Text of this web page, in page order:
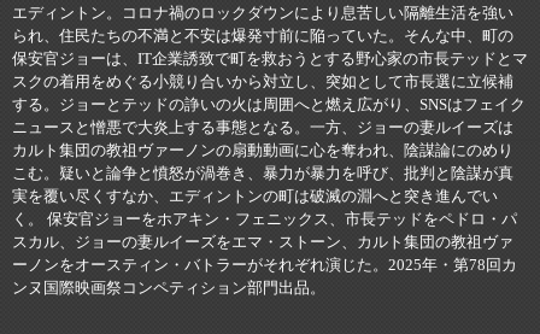
エディントン。コロナ禍のロックダウンにより息苦しい隔離生活を強い
られ、住民たちの不満と不安は爆発寸前に陥っていた。そんな中、町の
保安官ジョーは、IT企業誘致で町を救おうとする野心家の市長テッドとマ
スクの着用をめぐる小競り合いから対立し、突如として市長選に立候補
する。ジョーとテッドの諍いの火は周囲へと燃え広がり、SNSはフェイク
ニュースと憎悪で大炎上する事態となる。一方、ジョーの妻ルイーズは
カルト集団の教祖ヴァーノンの扇動動画に心を奪われ、陰謀論にのめり
こむ。疑いと論争と憤怒が渦巻き、暴力が暴力を呼び、批判と陰謀が真
実を覆い尽くすなか、エディントンの町は破滅の淵へと突き進んでい
く。 保安官ジョーをホアキン・フェニックス、市長テッドをペドロ・パ
スカル、ジョーの妻ルイーズをエマ・ストーン、カルト集団の教祖ヴァ
ーノンをオースティン・バトラーがそれぞれ演じた。2025年・第78回カ
ンヌ国際映画祭コンペティション部門出品。